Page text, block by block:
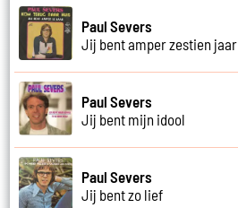
Paul Severs
Jij bent amper zestien jaar
Paul Severs
Jij bent mijn idool
Paul Severs
Jij bent zo lief